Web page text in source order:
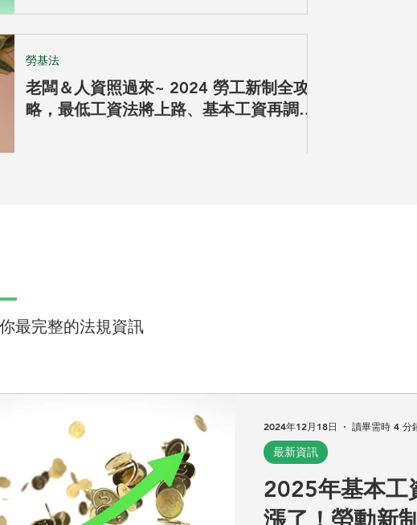
老闆＆人資照過來~ 2024 勞工新制全攻
略，最低工資法將上路、基本工資再調
勞基法
最完整的法規資訊
2025年基本工
漲了！勞動新
最新資訊
2024年12月18日 讀畢需時 4 分